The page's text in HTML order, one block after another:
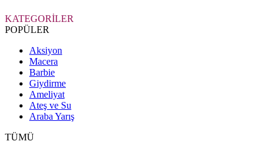
KATEGORİLER
POPÜLER
Aksiyon
Macera
Barbie
Giydirme
Ameliyat
Ateş ve Su
Araba Yarış
TÜMÜ